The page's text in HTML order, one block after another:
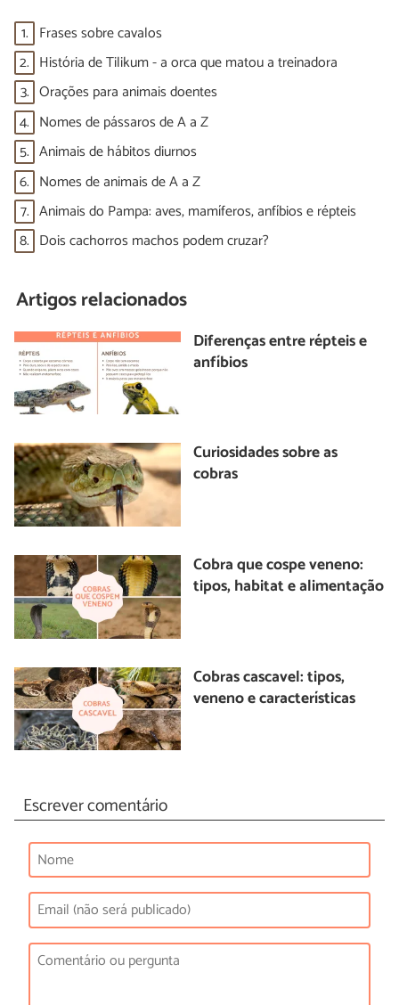
1. Frases sobre cavalos
2. História de Tilikum - a orca que matou a treinadora
3. Orações para animais doentes
4. Nomes de pássaros de A a Z
5. Animais de hábitos diurnos
6. Nomes de animais de A a Z
7. Animais do Pampa: aves, mamíferos, anfíbios e répteis
8. Dois cachorros machos podem cruzar?
Artigos relacionados
Diferenças entre répteis e
anfíbios
Curiosidades sobre as
cobras
Cobra que cospe veneno:
tipos, habitat e alimentação
Cobras cascavel: tipos,
veneno e características
Escrever comentário